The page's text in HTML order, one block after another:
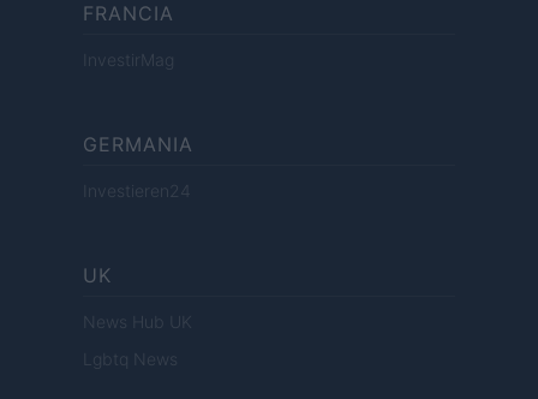
FRANCIA
InvestirMag
GERMANIA
Investieren24
UK
News Hub UK
Lgbtq News